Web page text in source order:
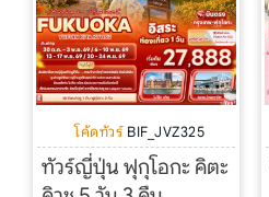
ทัวร์ต่างประเทศ
จัดกรุ๊ปต่างประเทศ
โปรไฟไหม้
โค้ดทัวร์ BIF_JVZ325
ทัวร์ญี่ปุ่น ฟุกุโอกะ คิตะ